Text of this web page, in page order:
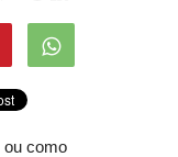
ou como